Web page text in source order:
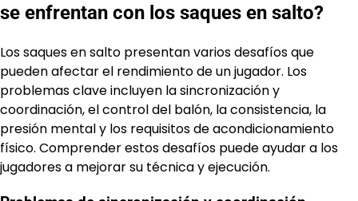
se enfrentan con los saques en salto?
Los saques en salto presentan varios desafíos que
pueden afectar el rendimiento de un jugador. Los
problemas clave incluyen la sincronización y
coordinación, el control del balón, la consistencia, la
presión mental y los requisitos de acondicionamiento
físico. Comprender estos desafíos puede ayudar a los
jugadores a mejorar su técnica y ejecución.